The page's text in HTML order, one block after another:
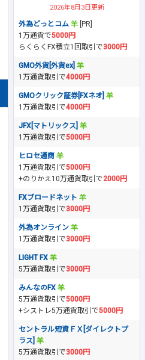
2026年8月3日更新
外為どっとコム
[PR]
1万通貨で5000円
らくらくFX積立1回取引で3000円
GMO外貨[外貨ex]
1万通貨取引で4000円
GMOクリック証券[FXネオ]
1万通貨取引で4000円
JFX[マトリックス]
1万通貨取引で5000円
ヒロセ通商
1万通貨取引で5000円
+のりかえ10万通貨取引で2000円
FXブロードネット
1万通貨取引で3000円
外為オンライン
1万通貨取引で3000円
LIGHT FX
5万通貨取引で3000円
みんなのFX
5万通貨取引で5000円
+シストレ5万通貨取引で5000円
セントラル短資ＦＸ[ダイレクトプ
ラス]
5万通貨取引で3000円